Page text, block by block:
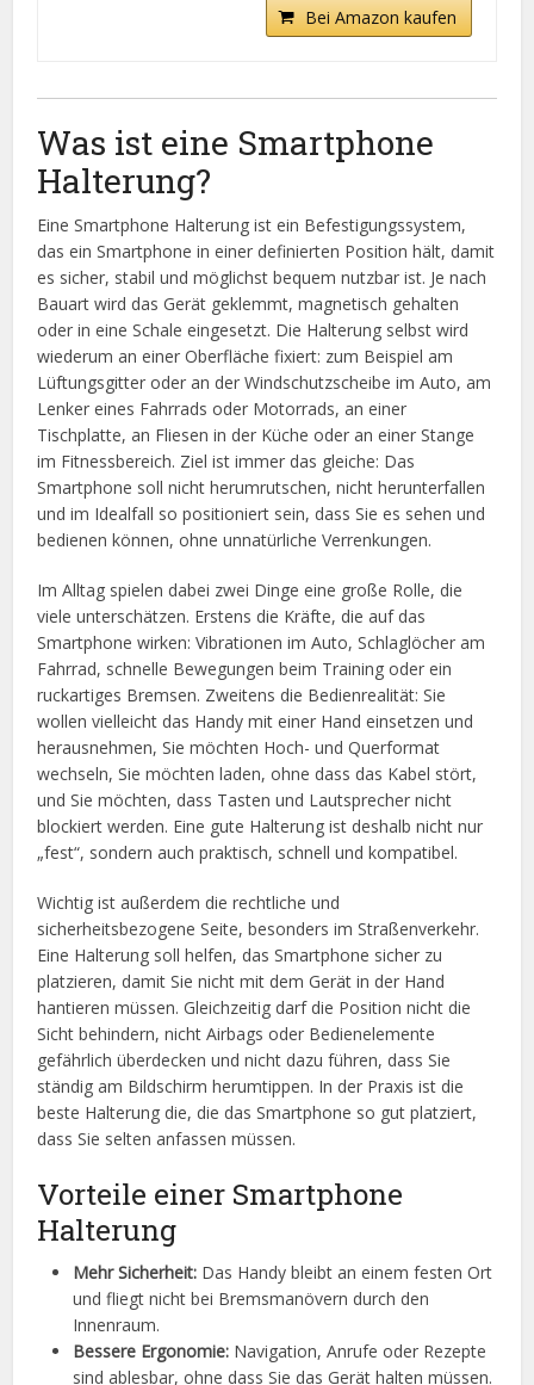
Bei Amazon kaufen
Was ist eine Smartphone
Halterung?
Eine Smartphone Halterung ist ein Befestigungssystem,
das ein Smartphone in einer definierten Position hält, damit
es sicher, stabil und möglichst bequem nutzbar ist. Je nach
Bauart wird das Gerät geklemmt, magnetisch gehalten
oder in eine Schale eingesetzt. Die Halterung selbst wird
wiederum an einer Oberfläche fixiert: zum Beispiel am
Lüftungsgitter oder an der Windschutzscheibe im Auto, am
Lenker eines Fahrrads oder Motorrads, an einer
Tischplatte, an Fliesen in der Küche oder an einer Stange
im Fitnessbereich. Ziel ist immer das gleiche: Das
Smartphone soll nicht herumrutschen, nicht herunterfallen
und im Idealfall so positioniert sein, dass Sie es sehen und
bedienen können, ohne unnatürliche Verrenkungen.
Im Alltag spielen dabei zwei Dinge eine große Rolle, die
viele unterschätzen. Erstens die Kräfte, die auf das
Smartphone wirken: Vibrationen im Auto, Schlaglöcher am
Fahrrad, schnelle Bewegungen beim Training oder ein
ruckartiges Bremsen. Zweitens die Bedienrealität: Sie
wollen vielleicht das Handy mit einer Hand einsetzen und
herausnehmen, Sie möchten Hoch- und Querformat
wechseln, Sie möchten laden, ohne dass das Kabel stört,
und Sie möchten, dass Tasten und Lautsprecher nicht
blockiert werden. Eine gute Halterung ist deshalb nicht nur
„fest“, sondern auch praktisch, schnell und kompatibel.
Wichtig ist außerdem die rechtliche und
sicherheitsbezogene Seite, besonders im Straßenverkehr.
Eine Halterung soll helfen, das Smartphone sicher zu
platzieren, damit Sie nicht mit dem Gerät in der Hand
hantieren müssen. Gleichzeitig darf die Position nicht die
Sicht behindern, nicht Airbags oder Bedienelemente
gefährlich überdecken und nicht dazu führen, dass Sie
ständig am Bildschirm herumtippen. In der Praxis ist die
beste Halterung die, die das Smartphone so gut platziert,
dass Sie selten anfassen müssen.
Vorteile einer Smartphone
Halterung
Mehr Sicherheit: Das Handy bleibt an einem festen Ort
und fliegt nicht bei Bremsmanövern durch den
Innenraum.
Bessere Ergonomie: Navigation, Anrufe oder Rezepte
sind ablesbar, ohne dass Sie das Gerät halten müssen.